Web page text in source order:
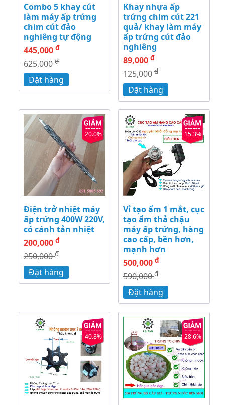
Combo 5 khay cút
làm máy ấp trứng
chim cút đảo
nghiêng tự động
445,000 đ
625,000đ
Đặt hàng
Khay nhựa ấp
trứng chim cút 221
quả/ khay làm máy
ấp trứng cút đảo
nghiêng
89,000 đ
125,000đ
Đặt hàng
20.0%
Điện trở nhiệt máy
ấp trứng 400W 220V,
có cánh tản nhiệt
200,000 đ
250,000đ
Đặt hàng
15.3%
Vỉ tạo ẩm 1 mắt, cục
tạo ẩm thả chậu
máy ấp trứng, hàng
cao cấp, bền hơn,
mạnh hơn
500,000 đ
590,000đ
Đặt hàng
40.8% 28.6%